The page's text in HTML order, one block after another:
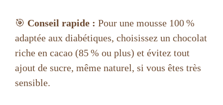
V
i
🎯 Conseil rapide : Pour une mousse 100 %
adaptée aux diabétiques, choisissez un chocolat
riche en cacao (85 % ou plus) et évitez tout
ajout de sucre, même naturel, si vous êtes très
sensible.